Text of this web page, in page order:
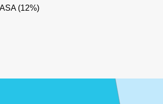
(12%)